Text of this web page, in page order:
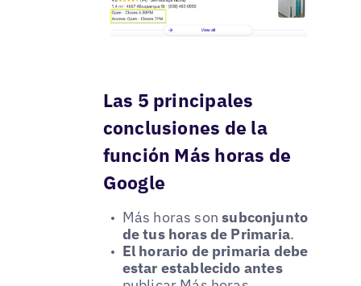
Las 5 principales
conclusiones de la
función Más horas de
Google
Más horas sonsubconjunto
de tus horas de Primaria.
El horario de primaria debe
estar establecido antes